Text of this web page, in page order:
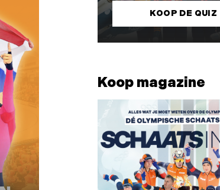
KOOP DE QUIZ
Koop magazine